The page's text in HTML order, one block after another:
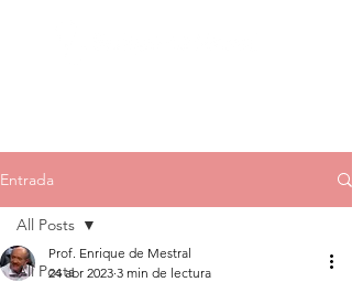
Entrada
All Posts
All Posts
Prof. Enrique de Mestral
24 abr 2023 3 min de lectura